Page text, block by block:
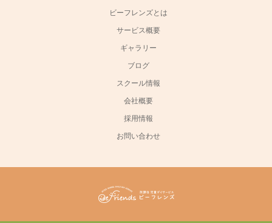
ビーフレンズとは
サービス概要
ギャラリー
ブログ
スクール情報
会社概要
採用情報
お問い合わせ